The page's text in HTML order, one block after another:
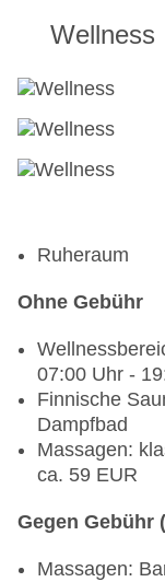
Wellness
Ruheraum
Ohne Gebühr
07:00 Uhr -
Finnische
Dampfbad
Massagen:
ca. 59 EUR
Gegen Gebühr
Massagen: